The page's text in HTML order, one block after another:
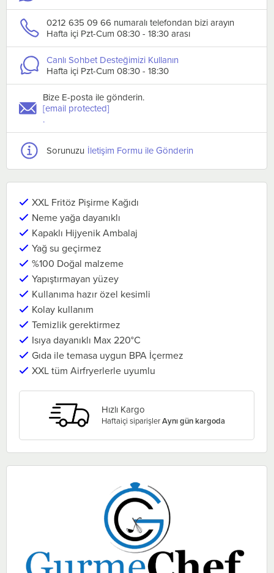
0212 635 09 66 numaralı telefondan bizi arayın
Hafta içi Pzt-Cum 08:30 - 18:30 arası
Canlı Sohbet Desteğimizi Kullanın
Hafta içi Pzt-Cum 08:30 - 18:30
Bize E-posta ile gönderin.
[email protected]
.
Sorunuzu İletişim Formu ile Gönderin
XXL Fritöz Pişirme Kağıdı
Neme yağa dayanıklı
Kapaklı Hijyenik Ambalaj
Yağ su geçirmez
%100 Doğal malzeme
Yapıştırmayan yüzey
Kullanıma hazır özel kesimli
Kolay kullanım
Temizlik gerektirmez
Isıya dayanıklı Max 220°C
Gıda ile temasa uygun BPA İçermez
XXL tüm Airfryerlerle uyumlu
Hızlı Kargo
Haftaiçi siparişlerAynı gün kargoda